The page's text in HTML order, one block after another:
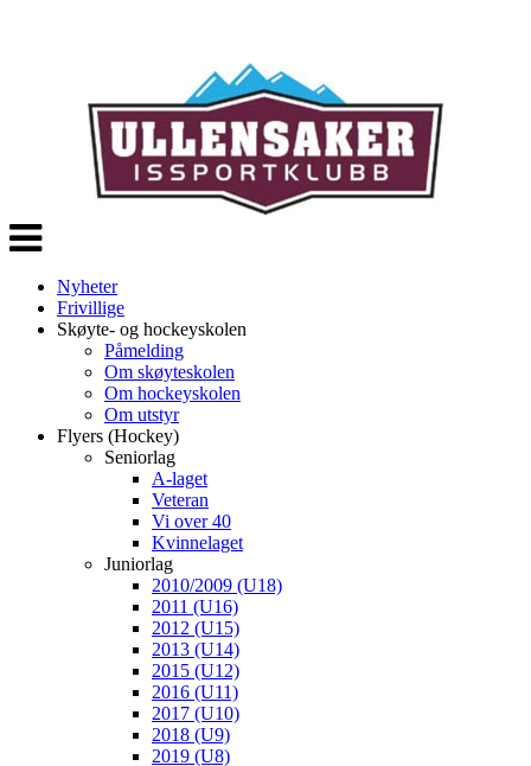
Veksle
navigasjon
Nyheter
Frivillige
Skøyte- og hockeyskolen
Påmelding
Om skøyteskolen
Om hockeyskolen
Om utstyr
Flyers (Hockey)
Seniorlag
A-laget
Veteran
Vi over 40
Kvinnelaget
Juniorlag
2010/2009 (U18)
2011 (U16)
2012 (U15)
2013 (U14)
2015 (U12)
2016 (U11)
2017 (U10)
2018 (U9)
2019 (U8)